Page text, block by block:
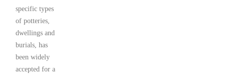
specific types
of potteries,
dwellings and
burials, has
been widely
accepted for a